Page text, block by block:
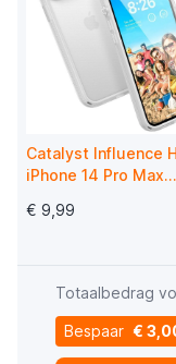
Catalyst Influence
iPhone 14 Pro Max
€ 9,99
Totaalbedrag
Bespaar €